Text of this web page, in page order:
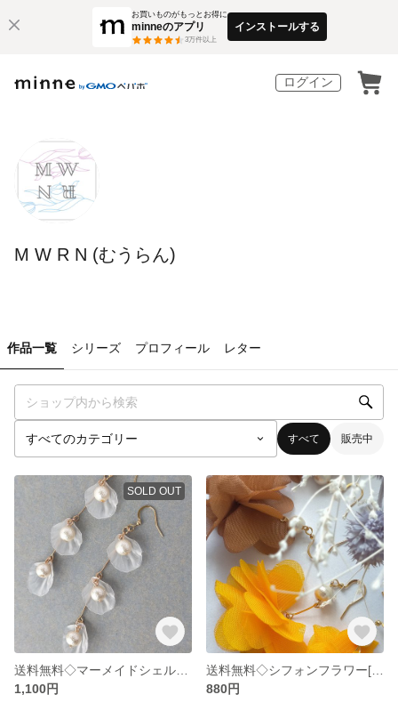
お買いものがもっとお得に
minneのアプリ
3万件以上
インストールする
ログイン
M W R N (むうらん)
作品一覧 シリーズ プロフィール レター
すべて 販売中
SOLD OUT
1,100円
880円